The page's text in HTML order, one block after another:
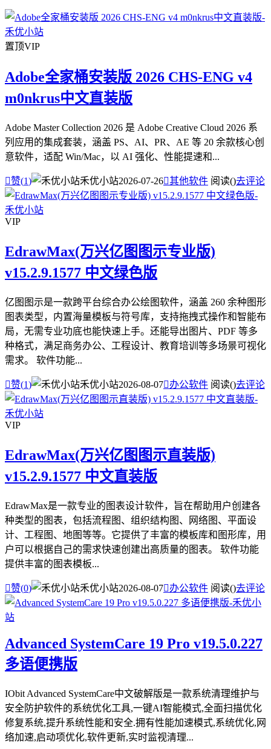
置顶VIP
Adobe全家桶安装版 2026 CHS-ENG v4
m0nkrus中文直装版
Adobe Master Collection 2026 是 Adobe Creative Cloud 2026 系
列应用的集成套装，涵盖 PS、AI、PR、AE 等 20 余款核心创
意软件，适配 Win/Mac，以 AI 强化、性能提速和...
赞(1) 禾优小站2026-07-26其他软件 阅读()去评论
VIP
EdrawMax(万兴亿图图示专业版)
v15.2.9.1577 中文绿色版
亿图图示是一款跨平台综合办公绘图软件，涵盖 260 余种图形
图表类型，内置海量模板与符号库，支持拖拽式操作和智能布
局，无需专业功底也能快速上手。还能导出图片、PDF 等多
种格式，满足商务办公、工程设计、教育培训等多场景可视化
需求。 软件功能...
赞(1) 禾优小站2026-08-07办公软件 阅读()去评论
VIP
EdrawMax(万兴亿图图示直装版)
v15.2.9.1577 中文直装版
EdrawMax是一款专业的图表设计软件，旨在帮助用户创建各
种类型的图表，包括流程图、组织结构图、网络图、平面设
计、工程图、地图等等。它提供了丰富的模板库和图形库，用
户可以根据自己的需求快速创建出高质量的图表。 软件功能
提供丰富的图表模板...
赞(0) 禾优小站2026-08-07办公软件 阅读()去评论
Advanced SystemCare 19 Pro v19.5.0.227
多语便携版
IObit Advanced SystemCare中文破解版是一款系统清理维护与
安全防护软件的系统优化工具,一键AI智能模式,全面扫描优化
修复系统,提升系统性能和安全.拥有性能加速模式,系统优化,网
络加速,启动项优化,软件更新,实时监视清理...